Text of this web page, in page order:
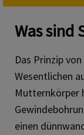
Was sind
Das Prinzip
Wesentlichen
Mutternkörper
einen